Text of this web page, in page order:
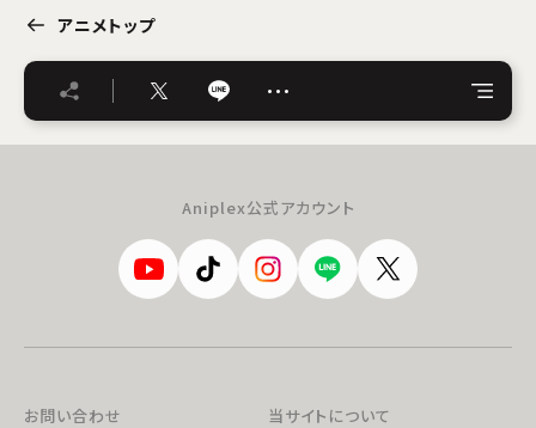
アニメトップ
…
Aniplex公式アカウント
お問い合わせ
当サイトについて